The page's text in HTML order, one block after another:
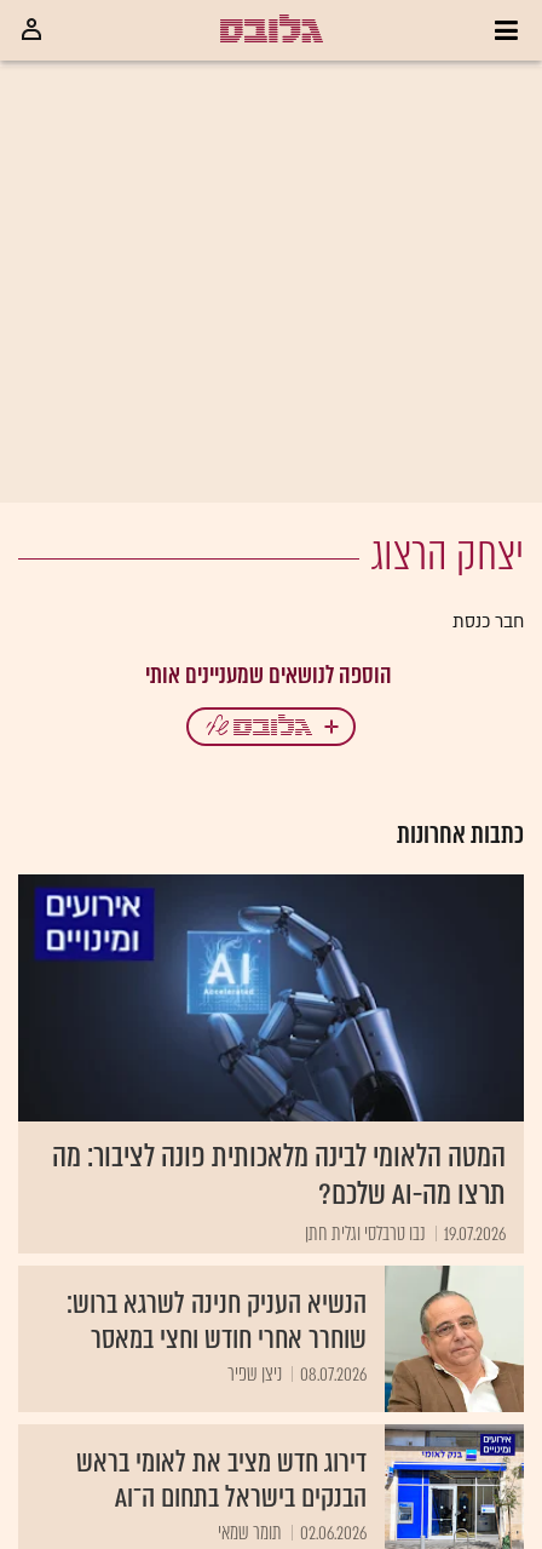
יצחק הרצוג
חבר כנסת
כתבות אחרונות
המטה הלאומי לבינה מלאכותית פונה לציבור: מה
תרצו מה-AI שלכם?
19.07.2026 נבו טרבלסי וגלית חתן
הנשיא העניק חנינה לשרגא ברוש:
שוחרר אחרי חודש וחצי במאסר
08.07.2026 ניצן שפיר
דירוג חדש מציב את לאומי בראש
הבנקים בישראל בתחום ה־AI
02.06.2026 תומר שמאי